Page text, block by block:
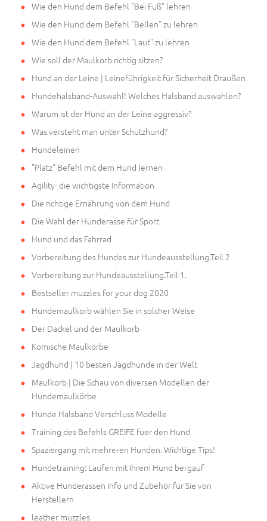
Wie den Hund dem Befehl "Bei Fuß" lehren
Wie den Hund dem Befehl "Bellen" zu lehren
Wie den Hund dem Befehl "Laut" zu lehren
Wie soll der Maulkorb richtig sitzen?
Hund an der Leine | Leineführigkeit für Sicherheit Draußen
Hundehalsband-Auswahl! Welches Halsband auswahlen?
Warum ist der Hund an der Leine aggressiv?
Was versteht man unter Schutzhund?
Hundeleinen
"Platz" Befehl mit dem Hund lernen
Agility- die wichtigste Information
Die richtige Ernährung von dem Hund
Die Wahl der Hunderasse für Sport
Hund und das Fahrrad
Vorbereitung des Hundes zur Hundeausstellung.Teil 2
Vorbereitung zur Hundeausstellung.Teil 1.
Bestseller muzzles for your dog 2020
Hundemaulkorb wählen Sie in solcher Weise
Der Dackel und der Maulkorb
Komische Maulkörbe
Jagdhund | 10 besten Jagdhunde in der Welt
Maulkorb | Die Schau von diversen Modellen der
Hundemaulkörbe
Hunde Halsband Verschluss Modelle
Training des Befehls GREIFE fuer den Hund
Spaziergang mit mehreren Hunden. Wichtige Tips!
Hundetraining: Laufen mit Ihrem Hund bergauf
Aktive Hunderassen Info und Zubehör für Sie von
Herstellern
leather muzzles